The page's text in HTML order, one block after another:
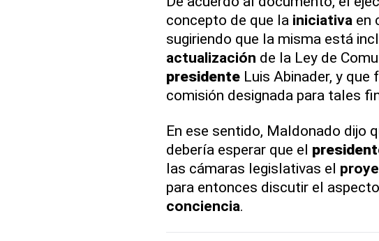
concepto de que la iniciativa en
sugiriendo que la misma está
actualización de la Ley de
presidenteLuis Abinader, y que
comisión designada para tales
En ese sentido, Maldonado dijo
debería esperar que el
las cámaras legislativas el
para entonces discutir el
conciencia.